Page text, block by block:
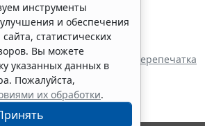
все материалы
Перепечатка
инструменты
и обеспечения
статистических
Вы можете
указанных данных в
Пожалуйста,
их обработки.